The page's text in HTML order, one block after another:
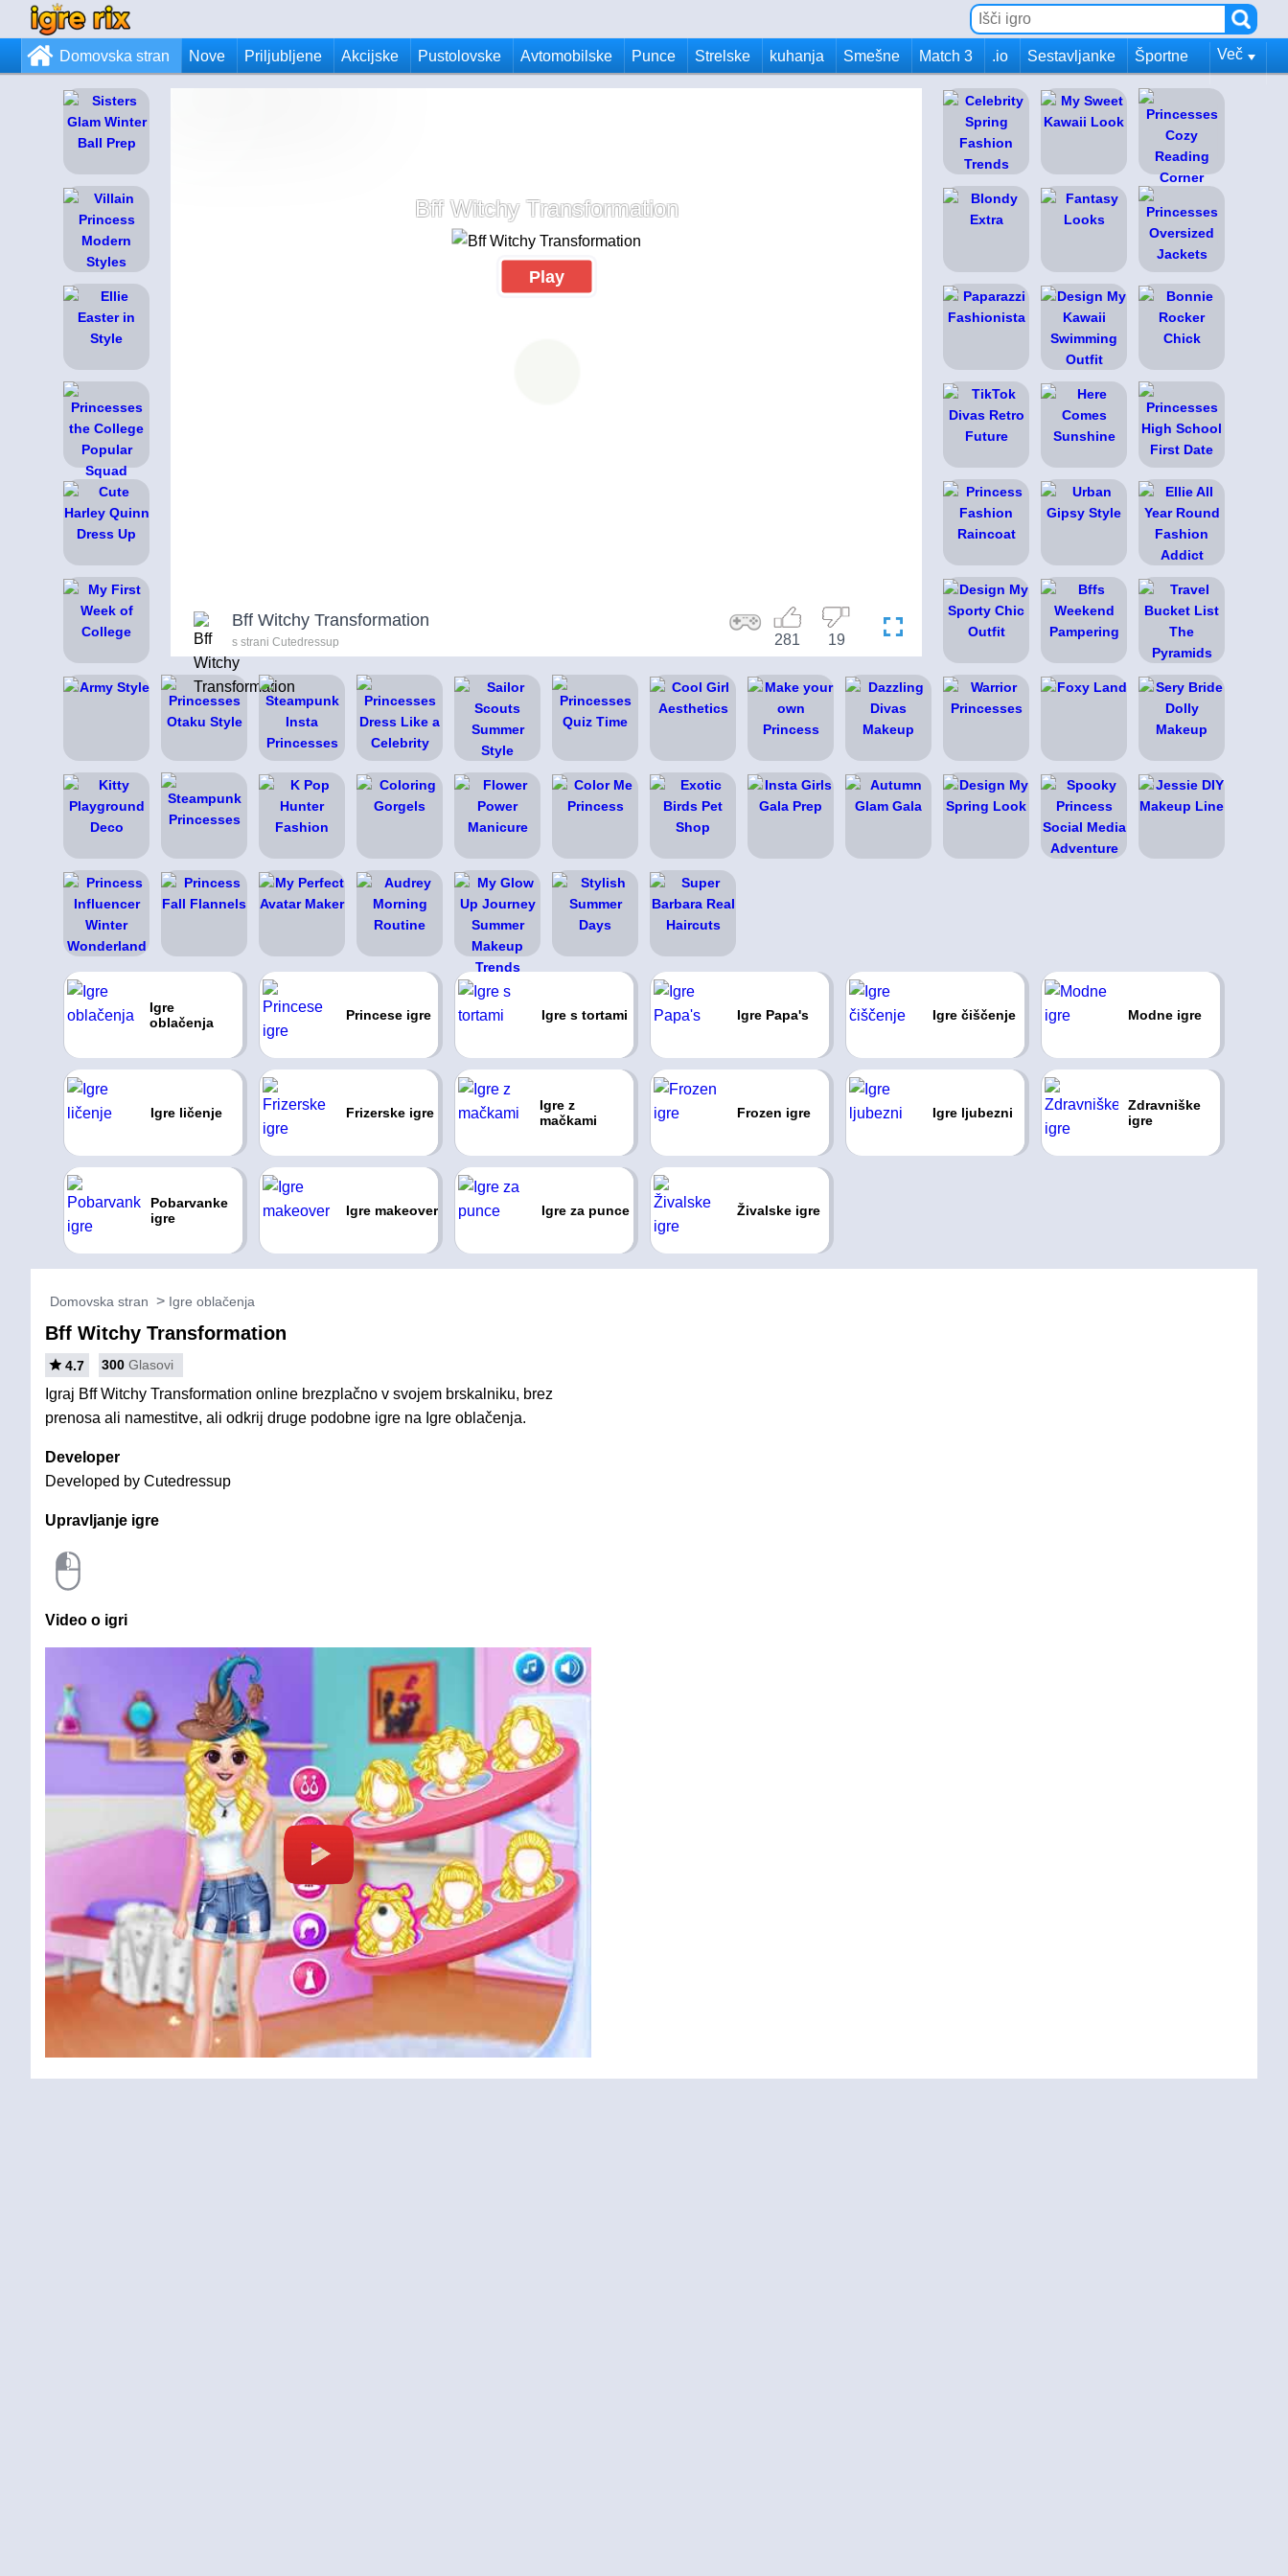
Domovska stran Nove Priljubljene Akcijske Pustolovske Avtomobilske Punce Strelske kuhanja Smešne Match 3 .io Sestavljanke Športne Več
Bff Witchy Transformation
Play
Bff Witchy Transformation
s strani Cutedressup 19
281
Igre
oblačenja
Princese igre Igre s tortami Igre Papa's Igre čiščenje Modne igre
Igre ličenje Frizerske igre
Igre z
mačkami
Frozen igre Igre ljubezni
Zdravniške
igre
Pobarvanke
igre
Igre makeover Igre za punce Živalske igre
Domovska stran Igre oblačenja
Bff Witchy Transformation
4.7 300 Glasovi
Igraj Bff Witchy Transformation online brezplačno v svojem brskalniku, brez
prenosa ali namestitve, ali odkrij druge podobne igre na Igre oblačenja.
Developer
Developed by Cutedressup
Upravljanje igre
Video o igri